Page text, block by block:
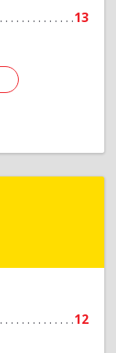
13
Подробнее
12
Подробнее